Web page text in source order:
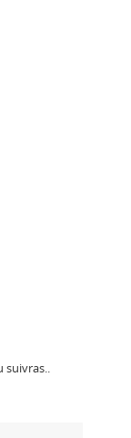
suivras..